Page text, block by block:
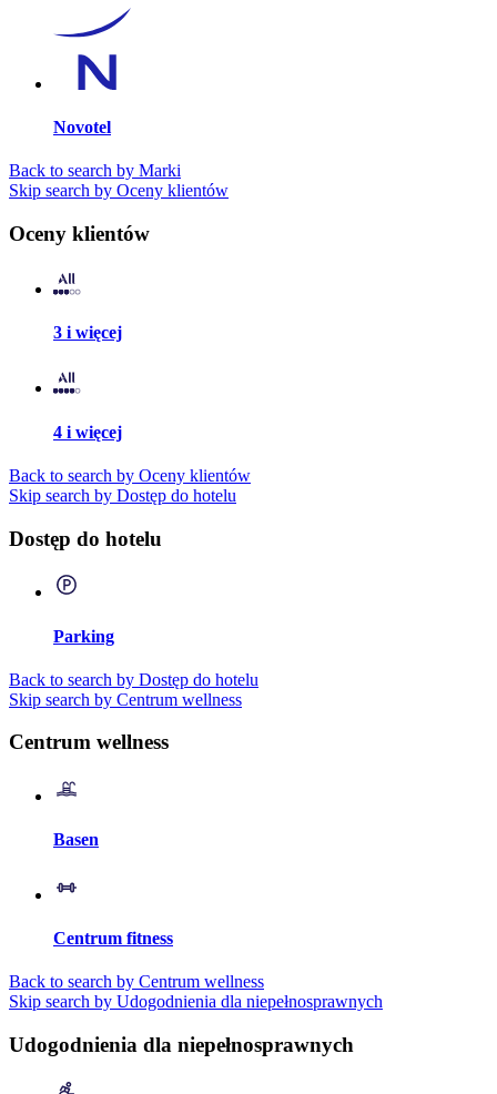
Novotel
Back to search by Marki
Skip search by Oceny klientów
Oceny klientów
3 i więcej
4 i więcej
Back to search by Oceny klientów
Skip search by Dostęp do hotelu
Dostęp do hotelu
Parking
Back to search by Dostęp do hotelu
Skip search by Centrum wellness
Centrum wellness
Basen
Centrum fitness
Back to search by Centrum wellness
Skip search by Udogodnienia dla niepełnosprawnych
Udogodnienia dla niepełnosprawnych